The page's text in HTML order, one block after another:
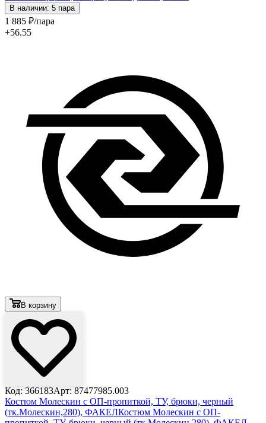
В наличии: 5 пара
1 885 ₽/пара
+56.55
В корзину
Код: 366183Арт: 87477985.003
Костюм Молескин с ОП-пропиткой, ТУ, брюки, черный
(тк.Молескин,280), ФАКЕЛКостюм Молескин с ОП-